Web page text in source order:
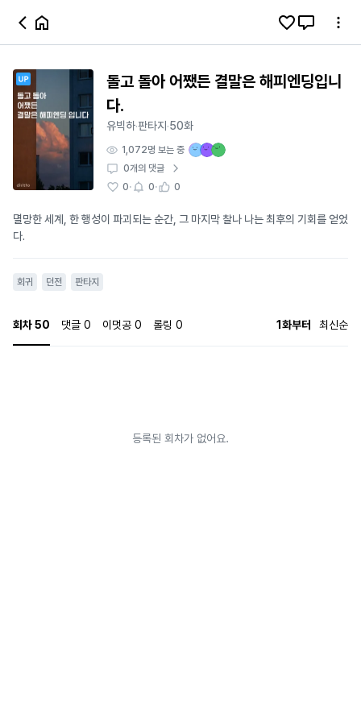
돌고 돌아 어쨌든 결말은 해피엔딩입니
다.
유빅하·판타지 ·50화
1,072명 보는 중
0개의 댓글
0· 0· 0
멸망한 세계, 한 행성이 파괴되는 순간, 그 마지막 찰나 나는 최후의 기회를 얻었
다.
회귀 던전 판타지
회차50 댓글 0 이멋공 0 롤링 0 1화부터 최신순
등록된 회차가 없어요.